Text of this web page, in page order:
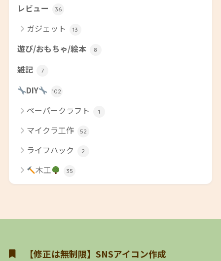
レビュー 36
ガジェット 13
遊び/おもちゃ/絵本 8
雑記 7
DIY 102
ペーパークラフト 1
マイクラ工作 52
ライフハック 2
木工 35
【修正は無制限】SNSアイコン作成